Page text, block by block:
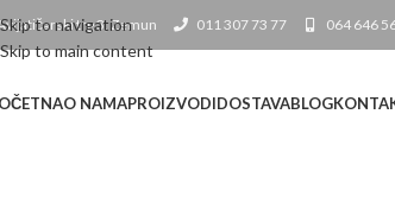
Skip to navigation
Skip to main content
trg 3, Zemun 011 307 73 77 064 646
O NAMAPROIZVODIDOSTAVABLOG